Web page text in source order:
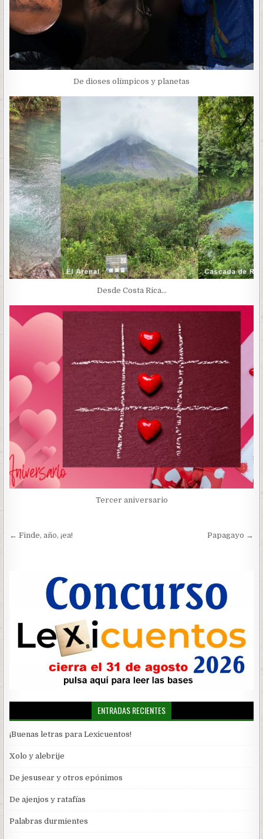
De dioses olímpicos y planetas
Desde Costa Rica…
Tercer aniversario
Navegación
← Finde, año, ¡ea! Papagayo →
ENTRADAS RECIENTES
¡Buenas letras para Lexicuentos!
Xolo y alebrije
De jesusear y otros epónimos
De ajenjos y ratafías
Palabras durmientes